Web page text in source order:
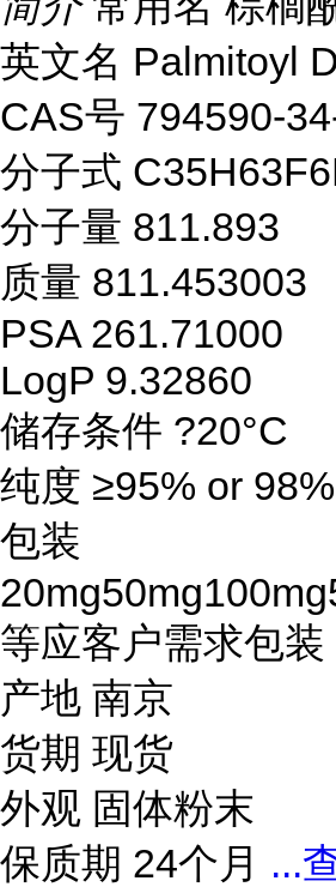
英文名 Palmitoyl
CAS号 794590-
分子式
分子量 811.893
质量 811.453003
PSA 261.71000
LogP 9.32860
储存条件 ?20°C
纯度 ≥95% or 98%
包装
等应客户需求包装
产地 南京
货期 现货
外观 固体粉末
保质期 24个月 ...